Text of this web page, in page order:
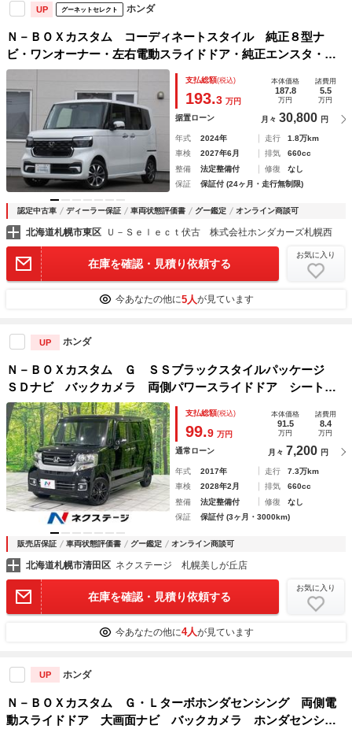
UP グーネットセレクト ホンダ
Ｎ－ＢＯＸカスタム コーディネートスタイル 純正８型ナ
ビ・ワンオーナー・左右電動スライドドア・純正エンスタ・純
正ドライブレコーダー・運転席助手席シートヒーター・オート
リトラミラー・充電用ＵＳＢジャック（Ｔｙｐｅ－Ｃ〈３
Ａ〉） 記録簿 Ｂカメラ
支払総額(税込)
193.3 万円
本体価格
187.8
万円
諸費用
5.5
万円
据置ローン 月々 30,800 円
年式 2024年 走行
1.8万km
車検
2027年6月 排気
660cc
整備
法定整備付 修復
なし
保証
保証付 (24ヶ月・走行無制限)
認定中古車 ディーラー保証 車両状態評価書 グー鑑定 オンライン商談可
北海道札幌市東区 Ｕ－Ｓｅｌｅｃｔ伏古 株式会社ホンダカーズ札幌西
在庫を確認・見積り依頼する
お気に入り
今あなたの他に5人が見ています
UP ホンダ
Ｎ－ＢＯＸカスタム Ｇ ＳＳブラックスタイルパッケージ
ＳＤナビ バックカメラ 両側パワースライドドア シートヒ
ーター ビルトインＥＴＣ Ｂｌｕｅｔｏｏｔｈ フルセグ
スマートキー ＨＩＤヘッド 純正１４インチアルミホイー
ル ステアリングスイッチ
支払総額(税込)
99.9 万円
本体価格
91.5
万円
諸費用
8.4
万円
通常ローン 月々 7,200 円
年式 2017年 走行
7.3万km
車検
2028年2月 排気
660cc
整備
法定整備付 修復
なし
保証
保証付 (3ヶ月・3000km)
販売店保証 車両状態評価書 グー鑑定 オンライン商談可
北海道札幌市清田区 ネクステージ 札幌美しが丘店
在庫を確認・見積り依頼する
お気に入り
今あなたの他に4人が見ています
UP ホンダ
Ｎ－ＢＯＸカスタム Ｇ・Ｌターボホンダセンシング 両側電
動スライドドア 大画面ナビ バックカメラ ホンダセンシン